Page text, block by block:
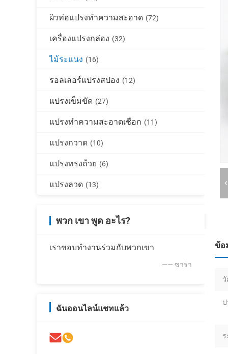
ผิวท่อแปรงทําความสะอาด (72)
เครื่องแปรงกล่อง (32)
ไม้ระแนง (16)
รอลเลอร์แปรงสปอง (12)
แปรงเข็มขัด (27)
แปรงทำความสะอาดเชือก (11)
แปรงกวาด (10)
แปรงทรงถ้วย (6)
แปรงลวด (13)
พวก เขา พูด อะไร?
เราชอบทํางานร่วมกับพวกเขา
—— ซาร่า
ฉันออนไลน์แชทแล้ว
ข้อ
ป